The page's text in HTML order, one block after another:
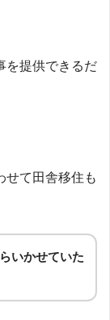
を提供できるだ
せて田舎移住も
いかせていた